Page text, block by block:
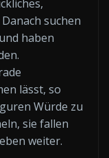
suchen
haben
lässt, so
Würde zu
sie fallen
weiter.